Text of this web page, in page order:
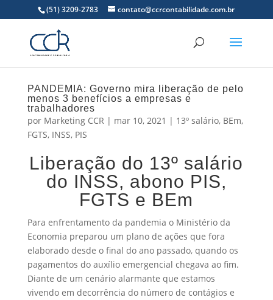
(51) 3209-2783 contato@ccrcontabilidade.com.br
PANDEMIA: Governo mira liberação de pelo
menos 3 benefícios a empresas e
trabalhadores
por Marketing CCR | mar 10, 2021 | 13º salário, BEm,
FGTS, INSS, PIS
Liberação do 13º salário
do INSS, abono PIS,
FGTS e BEm
Para enfrentamento da pandemia o Ministério da
Economia preparou um plano de ações que fora
elaborado desde o final do ano passado, quando os
pagamentos do auxílio emergencial chegava ao fim.
Diante de um cenário alarmante que estamos
vivendo em decorrência do número de contágios e